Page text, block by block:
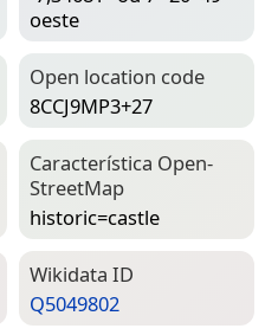
oeste
Open location code
8CCJ9MP3+27
Característica Open­
Street­Map
historic=­castle
Wiki­data ID
Q5049802